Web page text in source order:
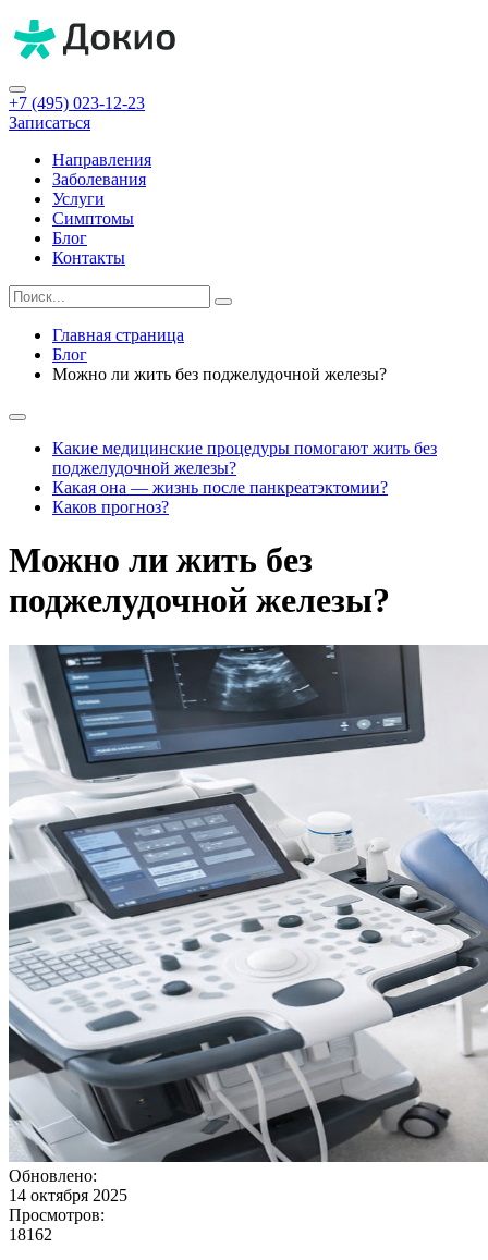
+7 (495) 023-12-23
Записаться
Направления
Заболевания
Услуги
Симптомы
Блог
Контакты
Главная страница
Блог
Можно ли жить без поджелудочной железы?
Какие медицинские процедуры помогают жить без
поджелудочной железы?
Какая она — жизнь после панкреатэктомии?
Каков прогноз?
Можно ли жить без
поджелудочной железы?
Обновлено:
14 октября 2025
Просмотров:
18162